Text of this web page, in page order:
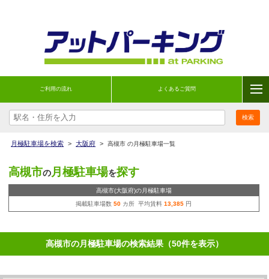
ご利用の流れ よくあるご質問
月極駐車場を検索 > 大阪府 > 高槻市 の月極駐車場一覧
高槻市の月極駐車場を探す
高槻市(大阪府)の月極駐車場
掲載駐車場数50 カ所 平均賃料13,385 円
高槻市の月極駐車場の検索結果（50件を表示）